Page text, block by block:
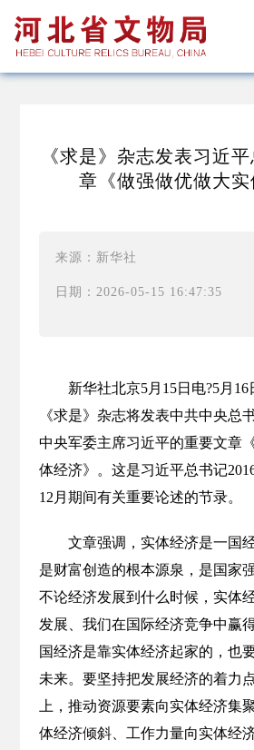
《求是》杂志发表习近
章《做强做优做大实
来源：新华社
日期：2026-05-15 16:47:35
新华社北京5月15日电?5月16
《求是》杂志将发表中共中央总
中央军委主席习近平的重要文章
体经济》。这是习近平总书记
12月期间有关重要论述的节录。
文章强调，实体经济是一国经
是财富创造的根本源泉，是国家
不论经济发展到什么时候，实体
发展、我们在国际经济竞争中赢
国经济是靠实体经济起家的，也
未来。要坚持把发展经济的着力
上，推动资源要素向实体经济集
体经济倾斜、工作力量向实体经